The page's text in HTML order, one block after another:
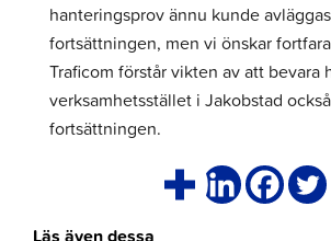
hanteringsprov ännu kunde
fortsättningen, men vi önskar
Traficom förstår vikten av att bevara
verksamhetsstället i Jakobstad
fortsättningen.
Läs även dessa